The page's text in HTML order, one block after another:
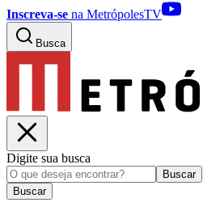
Inscreva-se na MetrópolesTV
Busca
Digite sua busca
Buscar
Buscar